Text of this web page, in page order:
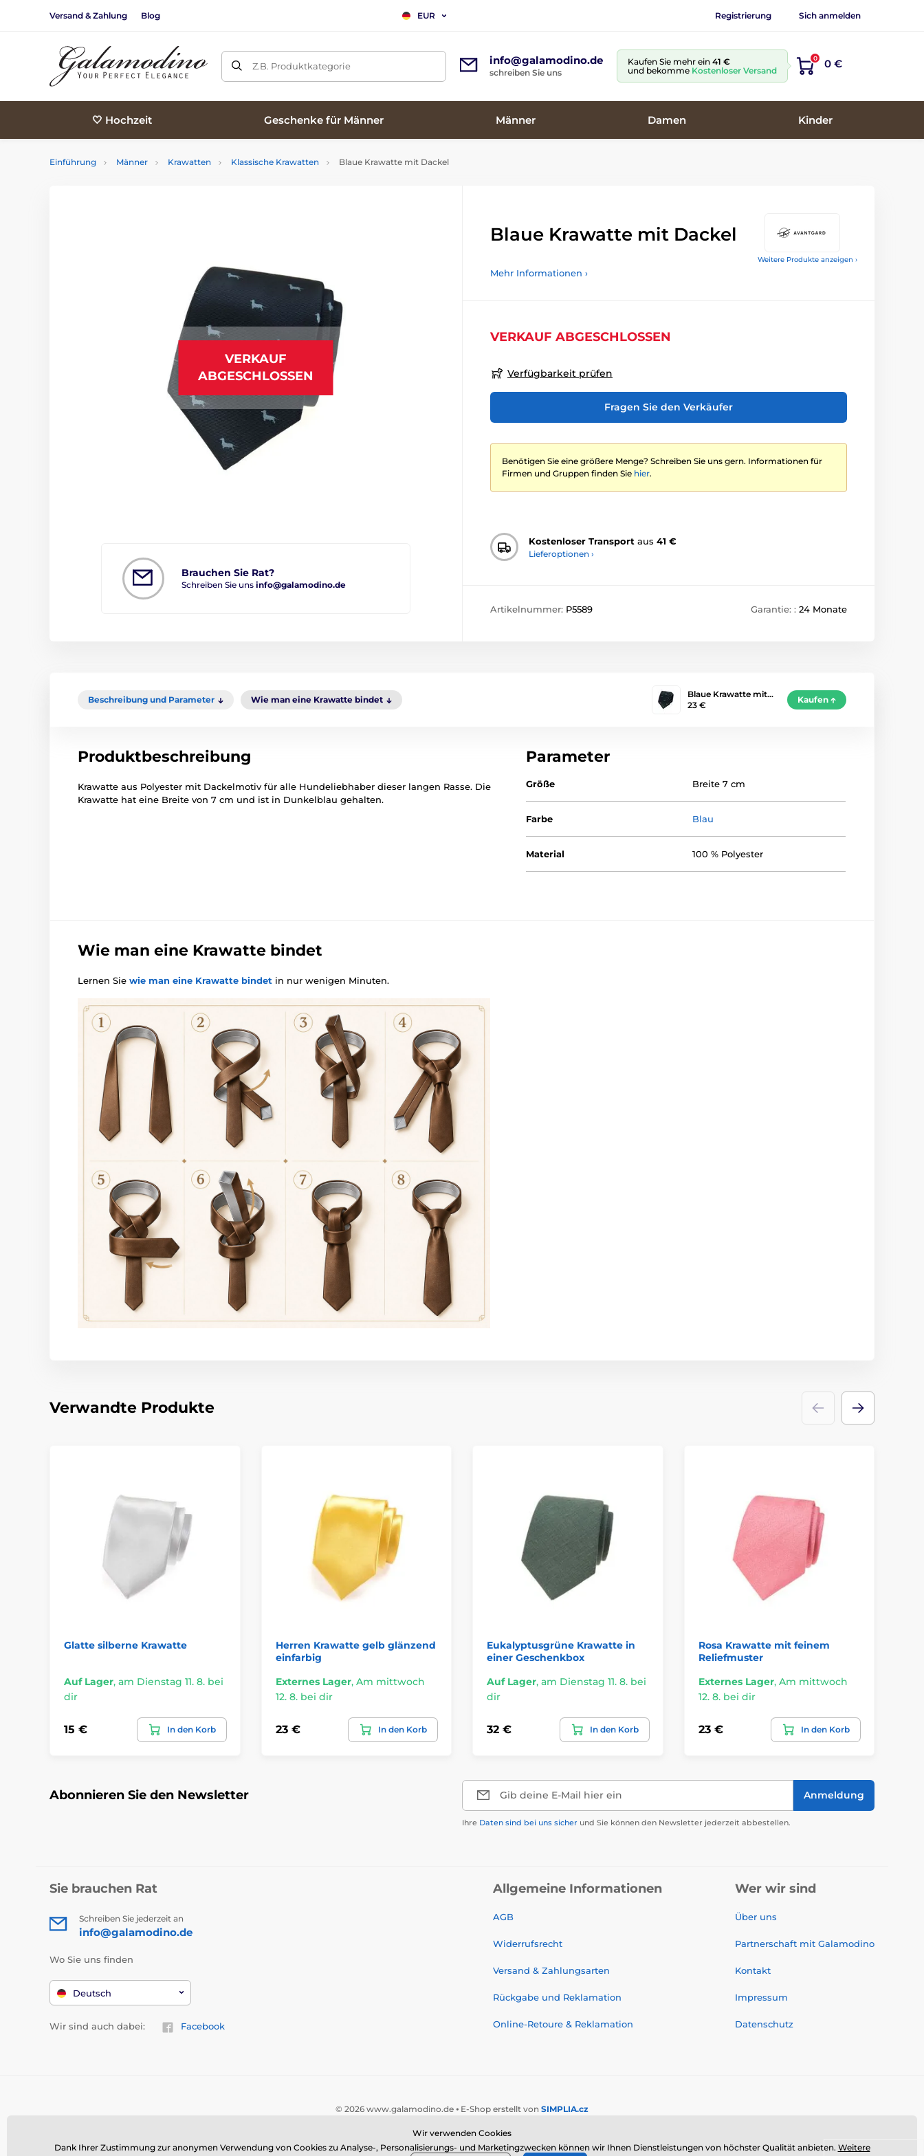
Versand & Zahlung Blog EUR Registrierung Sich anmelden
Z.B. Produktkategorie info@galamodino.de
schreiben Sie uns
Kaufen Sie mehr ein 41 €
und bekomme Kostenloser Versand
0 0 €
🤍 Hochzeit Geschenke für Männer Männer Damen Kinder
Einführung Männer Krawatten Klassische Krawatten Blaue Krawatte mit Dackel
Weitere Produkte anzeigen ›
VERKAUF
ABGESCHLOSSEN
Brauchen Sie Rat?
Schreiben Sie uns info@galamodino.de
Blaue Krawatte mit Dackel
Mehr Informationen ›
VERKAUF ABGESCHLOSSEN
Verfügbarkeit prüfen
Fragen Sie den Verkäufer
Benötigen Sie eine größere Menge? Schreiben Sie uns gern. Informationen für
Firmen und Gruppen finden Sie hier.
Kostenloser Transport aus 41 €
Lieferoptionen ›
Artikelnummer: P5589 Garantie: : 24 Monate
Beschreibung und Parameter Wie man eine Krawatte bindet
Blaue Krawatte mit…
23 €
Kaufen
Produktbeschreibung
Krawatte aus Polyester mit Dackelmotiv für alle Hundeliebhaber dieser langen Rasse. Die
Krawatte hat eine Breite von 7 cm und ist in Dunkelblau gehalten.
Parameter
Größe Breite 7 cm
Farbe Blau
Material 100 % Polyester
Wie man eine Krawatte bindet
Lernen Sie wie man eine Krawatte bindet in nur wenigen Minuten.
Verwandte Produkte
Glatte silberne Krawatte
Auf Lager, am Dienstag 11. 8. bei
dir
15 € In den Korb
Herren Krawatte gelb glänzend
einfarbig
Externes Lager, Am mittwoch
12. 8. bei dir
23 € In den Korb
Eukalyptusgrüne Krawatte in
einer Geschenkbox
Auf Lager, am Dienstag 11. 8. bei
dir
32 € In den Korb
Rosa Krawatte mit feinem
Reliefmuster
Externes Lager, Am mittwoch
12. 8. bei dir
23 € In den Korb
Abonnieren Sie den Newsletter Gib deine E-Mail hier ein Anmeldung
Ihre Daten sind bei uns sicher und Sie können den Newsletter jederzeit abbestellen.
Sie brauchen Rat
Schreiben Sie jederzeit an
info@galamodino.de
Wo Sie uns finden
Deutsch
Wir sind auch dabei: Facebook
Allgemeine Informationen
AGB
Widerrufsrecht
Versand & Zahlungsarten
Rückgabe und Reklamation
Online-Retoure & Reklamation
Wer wir sind
Über uns
Partnerschaft mit Galamodino
Kontakt
Impressum
Datenschutz
© 2026 www.galamodino.de ⦁ E-Shop erstellt von SIMPLIA.cz
Wir verwenden Cookies
Dank Ihrer Zustimmung zur anonymen Verwendung von Cookies zu Analyse-, Personalisierungs- und Marketingzwecken können wir Ihnen Dienstleistungen von höchster Qualität anbieten. Weitere